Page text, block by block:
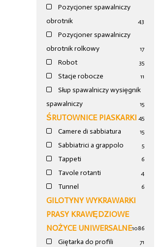
Pozycjoner spawalniczy
obrotnik
43
Pozycjoner spawalniczy
obrotnik rolkowy
17
Robot 35
Stacje robocze 11
Słup spawalniczy wysięgnik
spawalniczy
15
ŚRUTOWNICE PIASKARKI 45
Camere di sabbiatura 15
Sabbiatrici a grappolo 5
Tappeti 6
Tavole rotanti 4
Tunnel 6
GILOTYNY WYKRAWARKI
PRASY KRAWĘDZIOWE
NOŻYCE UNIWERSALNE1086
Giętarka do profili 71